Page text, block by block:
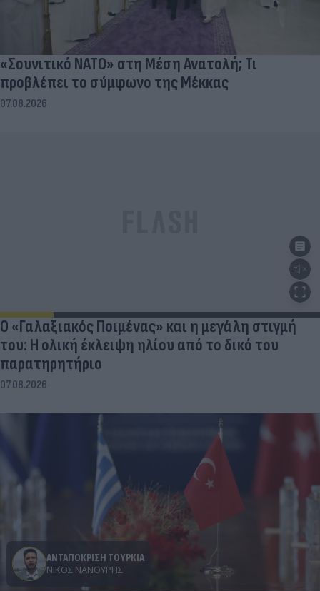
«Σουνιτικό ΝΑΤΟ» στη Μέση Ανατολή; Τι
προβλέπει το σύμφωνο της Μέκκας
07.08.2026
Ο «Γαλαξιακός Ποιμένας» και η μεγάλη στιγμή
του: Η ολική έκλειψη ηλίου από το δικό του
παρατηρητήριο
07.08.2026
ΑΝΤΑΠΟΚΡΙΣΗ ΤΟΥΡΚΙΑ
ΝΊΚΟΣ ΝΑΝΟΎΡΗΣ